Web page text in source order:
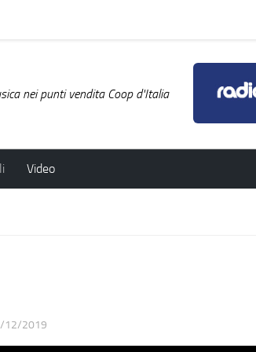
nei punti vendita Coop d'Italia
Video
12/2019